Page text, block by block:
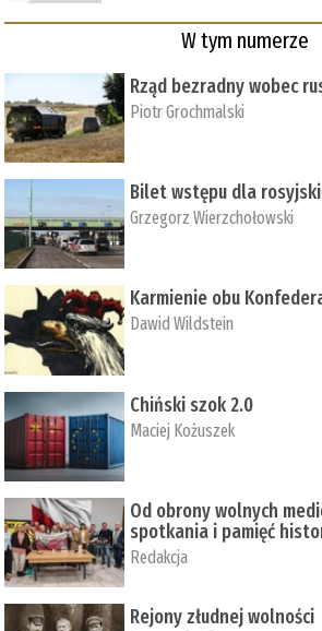
W tym numerze
Rząd bezradny wobec
Piotr Grochmalski
Bilet wstępu dla
Grzegorz Wierzchołowski
Karmienie obu
Dawid Wildstein
Chiński szok 2.0
Maciej Kożuszek
Od obrony wolnych
spotkania i pamięć
Redakcja
Rejony złudnej wolności